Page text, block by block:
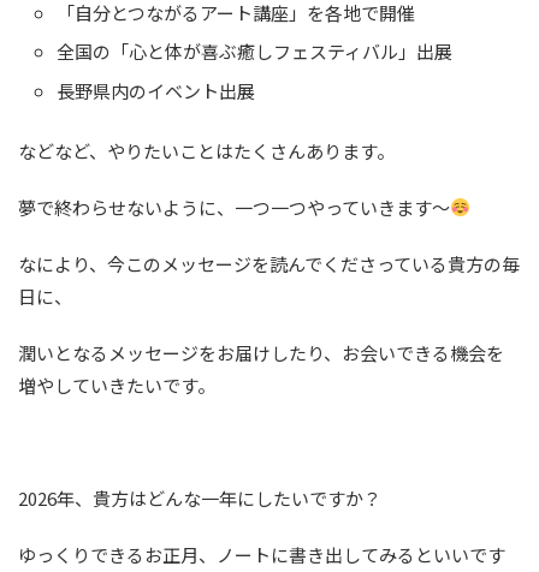
「自分とつながるアート講座」を各地で開催
全国の「心と体が喜ぶ癒しフェスティバル」出展
長野県内のイベント出展
などなど、やりたいことはたくさんあります。
夢で終わらせないように、一つ一つやっていきます～
なにより、今このメッセージを読んでくださっている貴方の毎
日に、
潤いとなるメッセージをお届けしたり、お会いできる機会を
増やしていきたいです。
2026年、貴方はどんな一年にしたいですか？
ゆっくりできるお正月、ノートに書き出してみるといいです